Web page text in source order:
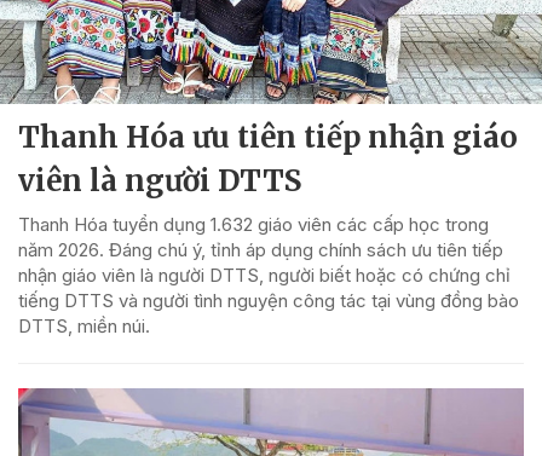
Thanh Hóa ưu tiên tiếp nhận giáo
viên là người DTTS
Thanh Hóa tuyển dụng 1.632 giáo viên các cấp học trong
năm 2026. Đáng chú ý, tỉnh áp dụng chính sách ưu tiên tiếp
nhận giáo viên là người DTTS, người biết hoặc có chứng chỉ
tiếng DTTS và người tình nguyện công tác tại vùng đồng bào
DTTS, miền núi.